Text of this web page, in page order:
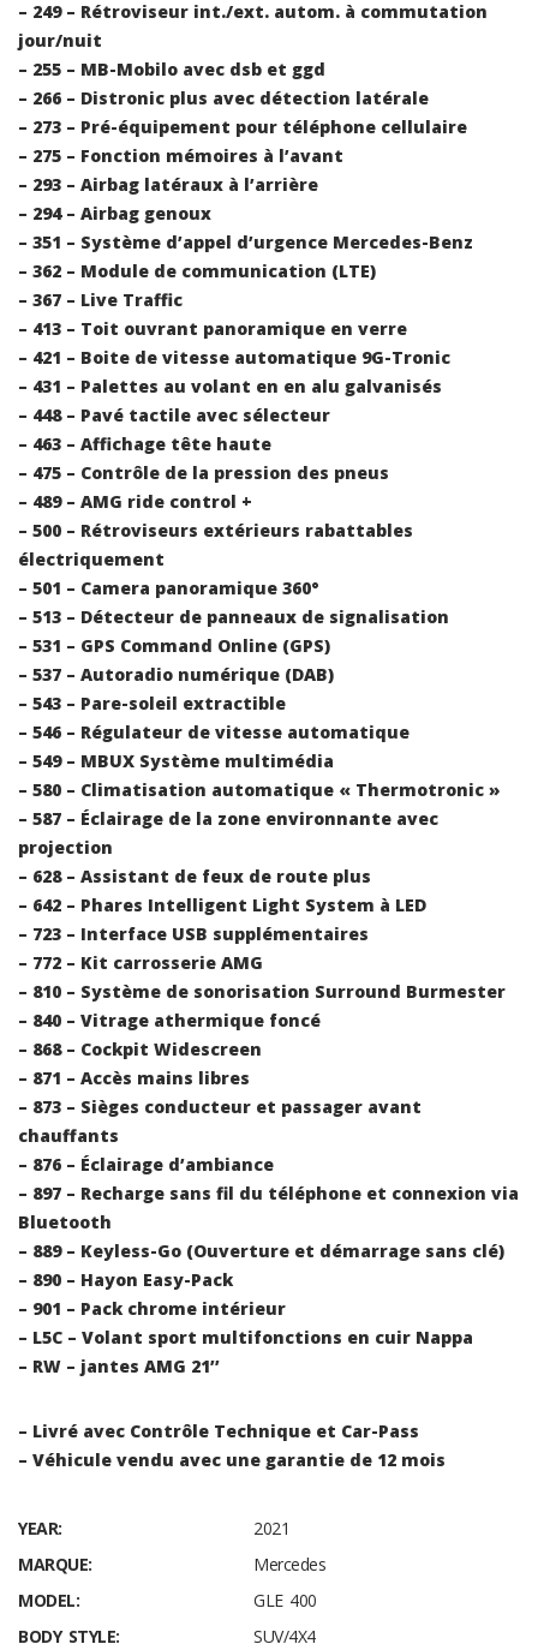
– 249 – Rétroviseur int./ext. autom. à commutation
jour/nuit
– 255 – MB-Mobilo avec dsb et ggd
– 266 – Distronic plus avec détection latérale
– 273 – Pré-équipement pour téléphone cellulaire
– 275 – Fonction mémoires à l’avant
– 293 – Airbag latéraux à l’arrière
– 294 – Airbag genoux
– 351 – Système d’appel d’urgence Mercedes-Benz
– 362 – Module de communication (LTE)
– 367 – Live Traffic
– 413 – Toit ouvrant panoramique en verre
– 421 – Boite de vitesse automatique 9G-Tronic
– 431 – Palettes au volant en en alu galvanisés
– 448 – Pavé tactile avec sélecteur
– 463 – Affichage tête haute
– 475 – Contrôle de la pression des pneus
– 489 – AMG ride control +
– 500 – Rétroviseurs extérieurs rabattables
électriquement
– 501 – Camera panoramique 360°
– 513 – Détecteur de panneaux de signalisation
– 531 – GPS Command Online (GPS)
– 537 – Autoradio numérique (DAB)
– 543 – Pare-soleil extractible
– 546 – Régulateur de vitesse automatique
– 549 – MBUX Système multimédia
– 580 – Climatisation automatique « Thermotronic »
– 587 – Éclairage de la zone environnante avec
projection
– 628 – Assistant de feux de route plus
– 642 – Phares Intelligent Light System à LED
– 723 – Interface USB supplémentaires
– 772 – Kit carrosserie AMG
– 810 – Système de sonorisation Surround Burmester
– 840 – Vitrage athermique foncé
– 868 – Cockpit Widescreen
– 871 – Accès mains libres
– 873 – Sièges conducteur et passager avant
chauffants
– 876 – Éclairage d’ambiance
– 897 – Recharge sans fil du téléphone et connexion via
Bluetooth
– 889 – Keyless-Go (Ouverture et démarrage sans clé)
– 890 – Hayon Easy-Pack
– 901 – Pack chrome intérieur
– L5C – Volant sport multifonctions en cuir Nappa
– RW – jantes AMG 21’’
– Livré avec Contrôle Technique et Car-Pass
– Véhicule vendu avec une garantie de 12 mois
YEAR:
2021
MARQUE:
Mercedes
MODEL:
GLE 400
BODY STYLE:
SUV/4X4